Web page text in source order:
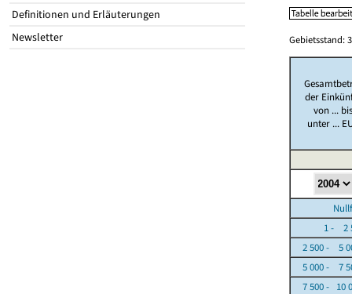
Definitionen und Erläuterungen
Newsletter
Gebietsstand:
der
von ...
unter ...
1 - 2
2 500 - 5
5 000 - 7
7 500 - 10